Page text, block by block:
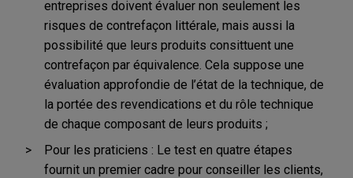
entreprises doivent évaluer non seulement les
risques de contrefaçon littérale, mais aussi la
possibilité que leurs produits consittuent une
contrefaçon par équivalence. Cela suppose une
évaluation approfondie de l’état de la technique, de
la portée des revendications et du rôle technique
de chaque composant de leurs produits ;
Pour les praticiens : Le test en quatre étapes
fournit un premier cadre pour conseiller les clients,